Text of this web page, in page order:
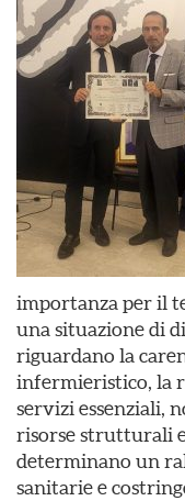
importanza per il
una situazione di
riguardano la
infermieristico, la
servizi essenziali,
risorse strutturali
determinano un
sanitarie e